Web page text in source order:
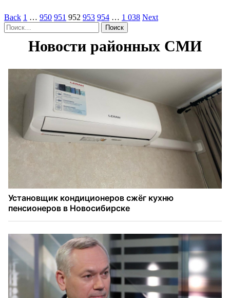
Пагинация
записей
Back 1 … 950 951 952 953 954 … 1 038 Next
Найти: